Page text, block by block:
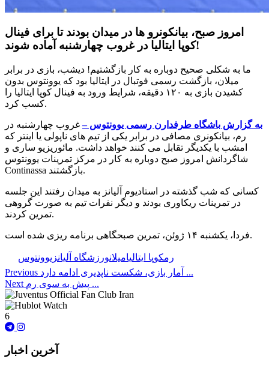
امروز صبح، بیانکونرو ها در میدان بودند تا برای فینال
کوپا ایتالیا در غروب چهارشنبه آماده شوند!
ما به شکلی صحیح دوباره به کار بازگشتیم! دیشب، بازی در برابر
میلان، بازگشت رسمی فوتبال در ایتالیا بود که یوونتوس بدون
کشیدن بازی به ۱۲۰ دقیقه، شرایط ورود به فینال کوپا ایتالیا را
کسب کرد.
به گزارش باشگاه طرفدارن رسمی یوونتوس –غروب چهارشنبه در
رم، بیانکونری مصافی در برابر یکی از تیم های ناپولی یا اینتر که
امشب با یکدیگر تقابل می کنند خواهد داشت. مائوریزیو ساری و
شاگردانش امروز صبح دوباره به کار در مرکز تمرینات یوونتوس
Continassa بازگشتند.
کسانی که شب گذشته در استادیوم آلیانز به میدان رفتند این جلسه
در تمرینات ریکاوری بودند و دیگر نفرات تیم به صورت گروهی
تمرین کردند.
فردا، یکشنبه ۱۴ ژوئن، تمرین صبحگاهی برنامه ریزی شده است.
رمکوپا ایتالیامیلانورزشگاه آلیانز یوونتوس
Previous
آمار بازی، شکست ناپدیری ادامه دارد ...
Next
پیش به سوی رم ...
6
آخرین اخبار